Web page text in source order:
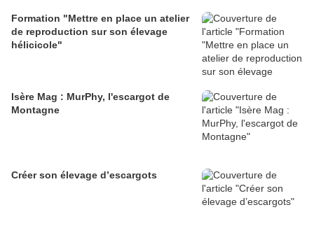
Formation "Mettre en place un atelier
de reproduction sur son élevage
hélicicole"
Isère Mag : MurPhy, l'escargot de
Montagne
Créer son élevage d’escargots